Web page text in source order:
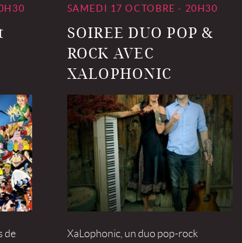
de
SAMEDI 17 OCTOBRE - 20H30
SOIREE DUO POP &
ROCK AVEC
XALOPHONIC
XaLophonic, un duo pop-rock